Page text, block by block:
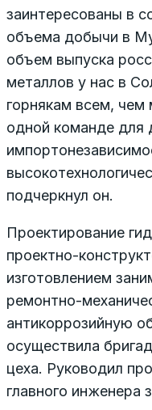
заинтересованы в
объема добычи в
объем выпуска
металлов у нас в
горнякам всем,
одной команде
подчеркнул он.
Проектирование
проектно-
изготовлением
ремонтно-
антикоррозийную
осуществила
цеха. Руководил
главного инженера